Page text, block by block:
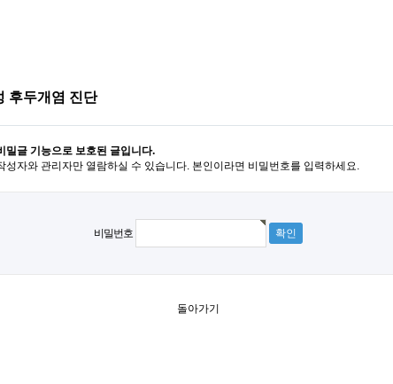
후두개염 진단
밀글 기능으로 보호된 글입니다.
성자와 관리자만 열람하실 수 있습니다. 본인이라면 비밀번호를 입력하세요.
비밀번호
돌아가기